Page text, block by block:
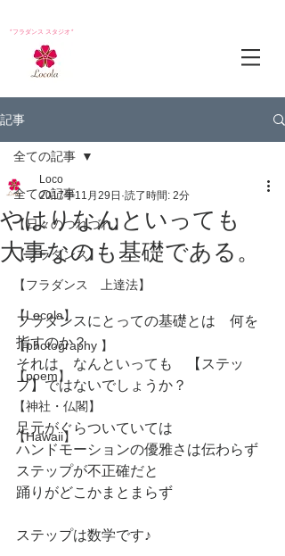
*フラダンス スタジオ*
記事
全ての記事
【日々のつれづれ】
【フラダンス】
【フラダンス 上達法】
【Locola】
【photography 】
【poem】
【神社・仏閣】
【Hawaii】
全ての記事
やはりなんといっても
大事なのも基礎である。
Loco
2017年11月29日 読了時間: 2分
フラダンスにとっての基礎とは　何を
指すのか？
それは　なんといっても　【ステッ
プ】ではないでしょうか？
足元がぐらついていては
ハンドモーションの優雅さは伝わらず
ステップが不正確だと
踊りがどこかまとまらず
ステップは数学です♪